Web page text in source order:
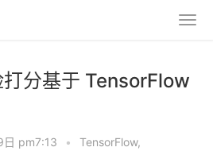
分基于 TensorFlow
日 pm7:13 • TensorFlow,